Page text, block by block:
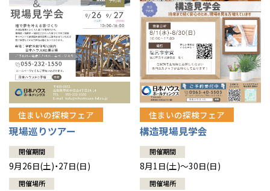
住まいの探検フェア
現場巡りツアー
開催期間
9月26日(土)・27日(日)
開催場所
住まいの探検フェア
構造現場見学会
開催期間
8月1日(土)～30日(日)
開催場所